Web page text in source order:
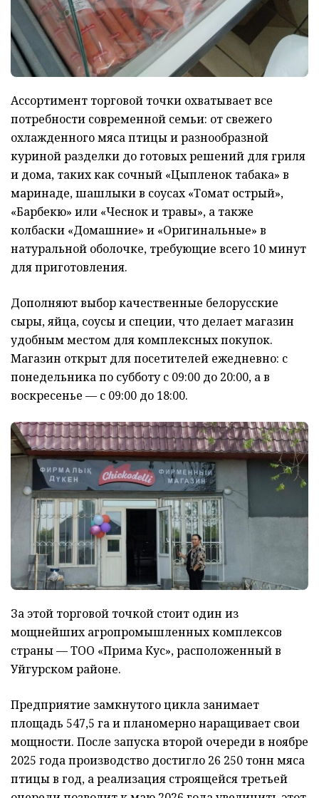
Ассортимент торговой точки охватывает все
потребности современной семьи: от свежего
охлажденного мяса птицы и разнообразной
куриной разделки до готовых решений для гриля
и дома, таких как сочный «Цыпленок табака» в
маринаде, шашлыки в соусах «Томат острый»,
«Барбекю» или «Чеснок и травы», а также
колбаски «Домашние» и «Оригинальные» в
натуральной оболочке, требующие всего 10 минут
для приготовления.
Дополняют выбор качественные белорусские
сыры, яйца, соусы и специи, что делает магазин
удобным местом для комплексных покупок.
Магазин открыт для посетителей ежедневно: с
понедельника по субботу с 09:00 до 20:00, а в
воскресенье — с 09:00 до 18:00.
За этой торговой точкой стоит один из
мощнейших агропромышленных комплексов
страны — ТОО «Прима Кус», расположенный в
Уйгурском районе.
Предприятие замкнутого цикла занимает
площадь 547,5 га и планомерно наращивает свои
мощности. После запуска второй очереди в ноябре
2025 года производство достигло 26 250 тонн мяса
птицы в год, а реализация строящейся третьей